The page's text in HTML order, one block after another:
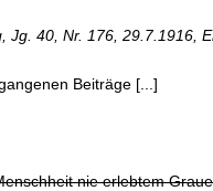
Jg. 40, Nr. 176, 29.7.1916,
Beiträge [...]
nie erlebtem